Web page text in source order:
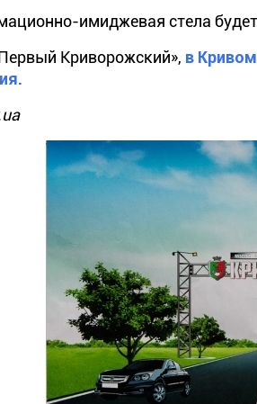
имиджевая стела будет
Криворожский», в